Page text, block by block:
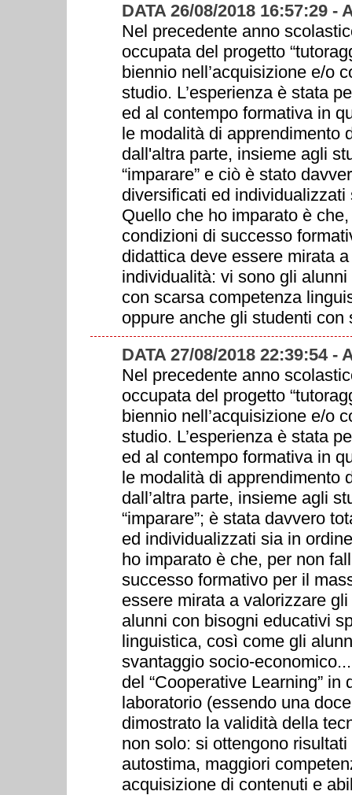
DATA 26/08/2018 16:57:29 -
Nel precedente anno
occupata del progetto
biennio nell’acquisizione e/o
studio. L’esperienza è stata
ed al contempo formativa in
le modalità di apprendimento
dall'altra parte, insieme agli
“imparare” e ciò è stato
diversificati ed
Quello che ho imparato è
condizioni di successo
didattica deve essere mirata
individualità: vi sono gli
con scarsa competenza
oppure anche gli studenti
DATA 27/08/2018 22:39:54 -
Nel precedente anno
occupata del progetto
biennio nell’acquisizione e/o
studio. L’esperienza è stata
ed al contempo formativa in
le modalità di apprendimento
dall’altra parte, insieme agli
“imparare”; è stata davvero
ed individualizzati sia in
ho imparato è che, per non
successo formativo per il
essere mirata a valorizzare
alunni con bisogni educativi
linguistica, così come gli
svantaggio socio-
del “Cooperative Learning”
laboratorio (essendo una
dimostrato la validità della
non solo: si ottengono
autostima, maggiori
acquisizione di contenuti e